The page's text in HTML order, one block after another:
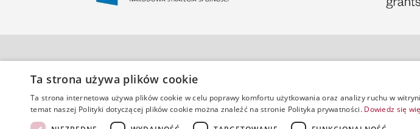
Polska Wytwórnia Papierów Wartościowych S.A.
ul. R. Sanguszki 1
00-222 Warszawa
centrala tel. 22 235 20 00
fax 22 235 24 50
»Karty kierowcy oraz
Ta strona używa plików cookie
Ta strona internetowa używa plików cookie w celu poprawy komfortu użytkowania oraz analizy ruchu w
temat naszej Polityki dotyczącej plików cookie można znaleźć na stronie Polityka prywatności. Dowiedz się